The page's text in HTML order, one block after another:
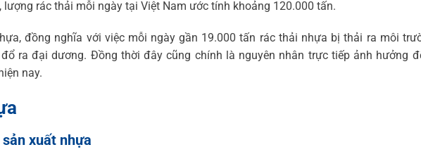
rác thải mỗi ngày tại Việt Nam ước tính khoảng 120.000 tấn.
đồng nghĩa với việc mỗi ngày gần 19.000 tấn rác thải nhựa bị thải ra môi
ra đại dương. Đồng thời đây cũng chính là nguyên nhân trực tiếp ảnh hưởng
nay.
xuất nhựa